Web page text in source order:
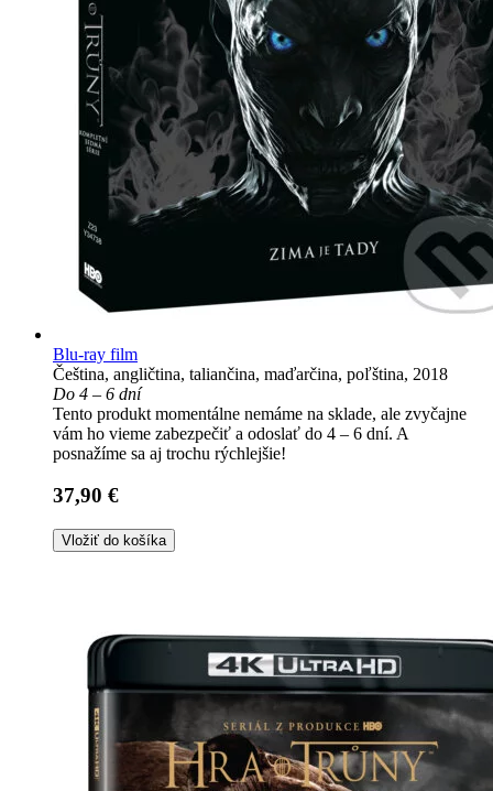
Blu-ray film
Čeština, angličtina, taliančina, maďarčina, poľština, 2018
Do 4 – 6 dní
Tento produkt momentálne nemáme na sklade, ale zvyčajne
vám ho vieme zabezpečiť a odoslať do 4 – 6 dní. A
posnažíme sa aj trochu rýchlejšie!
37,90 €
Vložiť do košíka